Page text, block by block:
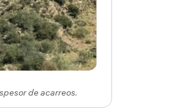
de acarreos.